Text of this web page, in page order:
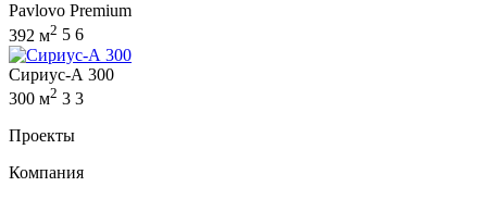
Pavlovo Premium
392 м2 5 6
Сириус-А 300
300 м2 3 3
Проекты
Компания